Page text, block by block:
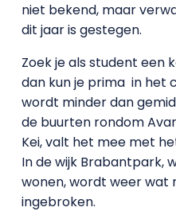
niet bekend, maar
dit jaar is gestegen.
Zoek je als student een
dan kun je prima in het
wordt minder dan
de buurten rondom
Kei, valt het mee met
In de wijk Brabantpark,
wonen, wordt weer wat
ingebroken.